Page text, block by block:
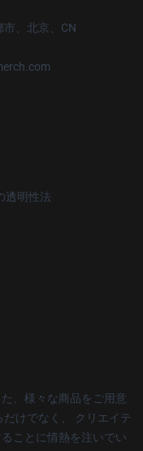
、北京、CN
透明性法
、様々な商品をご用意
けでなく、 クリエイテ
ことに情熱を注いでい